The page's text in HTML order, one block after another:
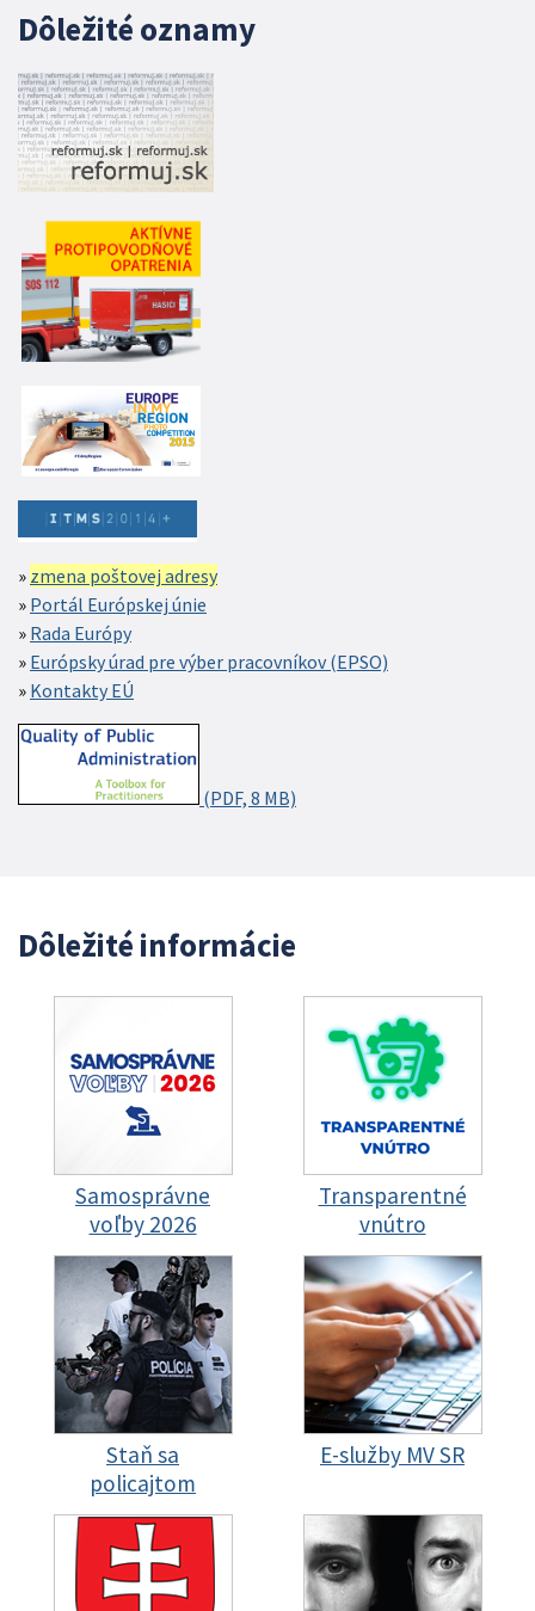
Dôležité oznamy
zmena poštovej adresy
Portál Európskej únie
Rada Európy
Európsky úrad pre výber pracovníkov (EPSO)
Kontakty EÚ
(PDF, 8 MB)
Dôležité informácie
Samosprávne
voľby 2026
Transparentné
vnútro
Staň sa
policajtom
E-služby MV SR